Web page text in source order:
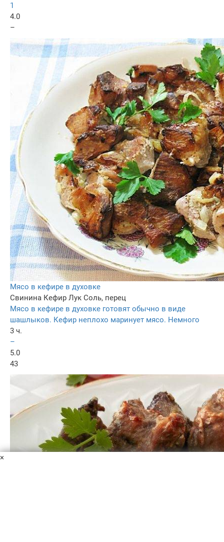
1
4.0
–
Мясо в кефире в духовке
Свинина Кефир Лук Соль, перец
Мясо в кефире в духовке готовят обычно в виде
шашлыков. Кефир неплохо маринует мясо. Немного
3 ч.
–
5.0
43
×